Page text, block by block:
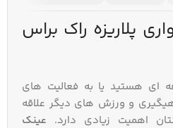
پلاریزه راک براس
ای هستید یا به فعالیت‌ های
و ورزش‌ های دیگر علاقه
اهمیت زیادی دارد. عینک